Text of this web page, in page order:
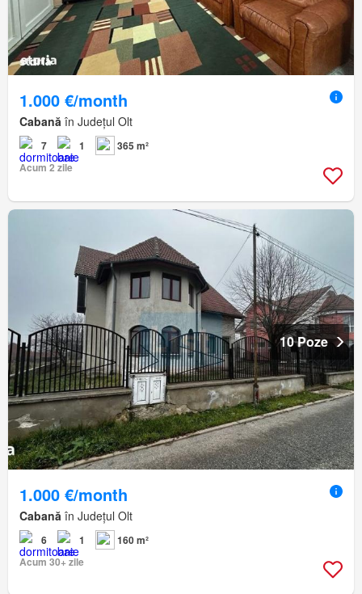
1.000 €/month
Cabană în Județul Olt
7 1
365 m²
Acum 2 zile
10 Poze
1.000 €/month
Cabană în Județul Olt
6 1
160 m²
Acum 30+ zile